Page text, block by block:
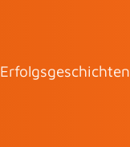
Erfolgsgeschichten